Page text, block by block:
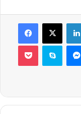
Facebook
X
Pocket Skype